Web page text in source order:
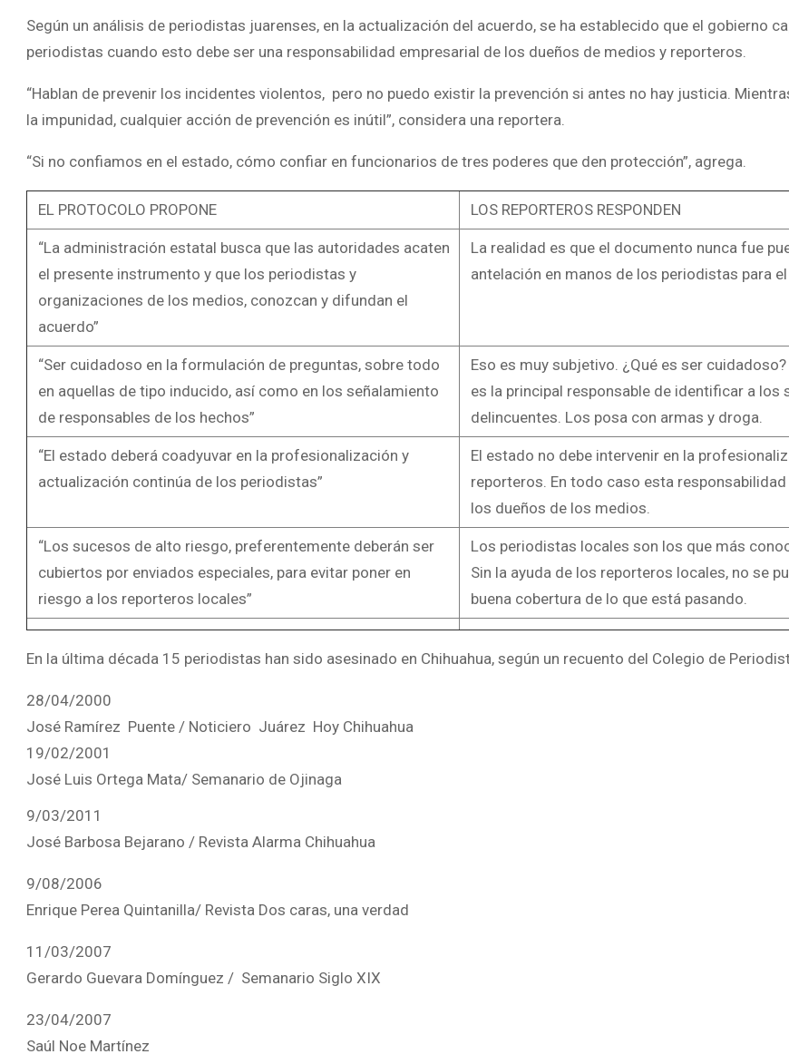
Según un análisis de periodistas juarenses, en la actualización del acuerdo, se ha establecido que el gobierno
periodistas cuando esto debe ser una responsabilidad empresarial de los dueños de medios y reporteros.
“Hablan de prevenir los incidentes violentos, pero no puedo existir la prevención si antes no hay justicia.
la impunidad, cualquier acción de prevención es inútil”, considera una reportera.
“Si no confiamos en el estado, cómo confiar en funcionarios de tres poderes que den protección”, agrega.
EL PROTOCOLO PROPONE LOS REPORTEROS RESPONDEN
“La administración estatal busca que las autoridades acaten
el presente instrumento y que los periodistas y
organizaciones de los medios, conozcan y difundan el
acuerdo”
La realidad es que el documento nunca fue
antelación en manos de los periodistas para
“Ser cuidadoso en la formulación de preguntas, sobre todo
en aquellas de tipo inducido, así como en los señalamiento
de responsables de los hechos”
Eso es muy subjetivo. ¿Qué es ser
es la principal responsable de identificar a los
delincuentes. Los posa con armas y droga.
“El estado deberá coadyuvar en la profesionalización y
actualización continúa de los periodistas”
El estado no debe intervenir en la
reporteros. En todo caso esta
los dueños de los medios.
“Los sucesos de alto riesgo, preferentemente deberán ser
cubiertos por enviados especiales, para evitar poner en
riesgo a los reporteros locales”
Los periodistas locales son los que más
Sin la ayuda de los reporteros locales, no se
buena cobertura de lo que está pasando.
En la última década 15 periodistas han sido asesinado en Chihuahua, según un recuento del Colegio de
28/04/2000
José Ramírez Puente / Noticiero Juárez Hoy Chihuahua
19/02/2001
José Luis Ortega Mata/ Semanario de Ojinaga
9/03/2011
José Barbosa Bejarano / Revista Alarma Chihuahua
9/08/2006
Enrique Perea Quintanilla/ Revista Dos caras, una verdad
11/03/2007
Gerardo Guevara Domínguez / Semanario Siglo XIX
23/04/2007
Saúl Noe Martínez